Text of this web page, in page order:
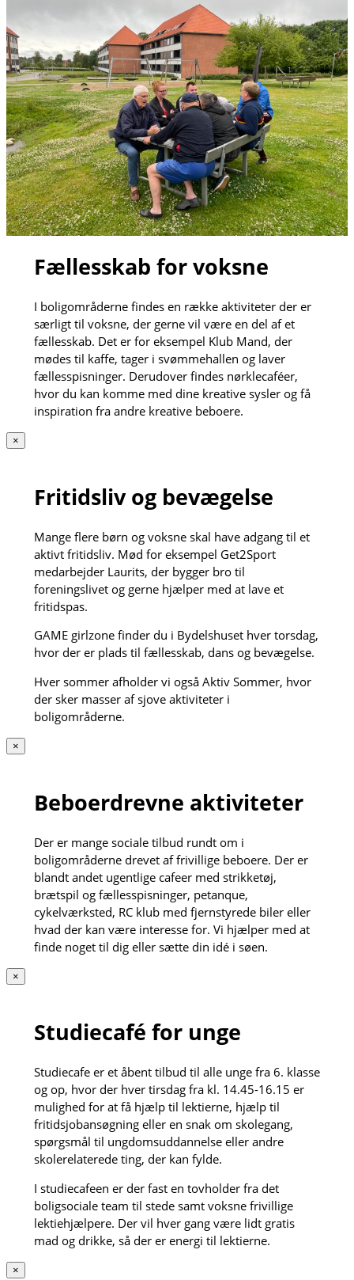
Fællesskab for voksne
I boligområderne findes en række aktiviteter der er
særligt til voksne, der gerne vil være en del af et
fællesskab. Det er for eksempel Klub Mand, der
mødes til kaffe, tager i svømmehallen og laver
fællesspisninger. Derudover findes nørklecaféer,
hvor du kan komme med dine kreative sysler og få
inspiration fra andre kreative beboere.
×
Fritidsliv og bevægelse
Mange flere børn og voksne skal have adgang til et
aktivt fritidsliv. Mød for eksempel Get2Sport
medarbejder Laurits, der bygger bro til
foreningslivet og gerne hjælper med at lave et
fritidspas.
GAME girlzone finder du i Bydelshuset hver torsdag,
hvor der er plads til fællesskab, dans og bevægelse.
Hver sommer afholder vi også Aktiv Sommer, hvor
der sker masser af sjove aktiviteter i
boligområderne.
×
Beboerdrevne aktiviteter
Der er mange sociale tilbud rundt om i
boligområderne drevet af frivillige beboere. Der er
blandt andet ugentlige cafeer med strikketøj,
brætspil og fællesspisninger, petanque,
cykelværksted, RC klub med fjernstyrede biler eller
hvad der kan være interesse for. Vi hjælper med at
finde noget til dig eller sætte din idé i søen.
×
Studiecafé for unge
Studiecafe er et åbent tilbud til alle unge fra 6. klasse
og op, hvor der hver tirsdag fra kl. 14.45-16.15 er
mulighed for at få hjælp til lektierne, hjælp til
fritidsjobansøgning eller en snak om skolegang,
spørgsmål til ungdomsuddannelse eller andre
skolerelaterede ting, der kan fylde.
I studiecafeen er der fast en tovholder fra det
boligsociale team til stede samt voksne frivillige
lektiehjælpere. Der vil hver gang være lidt gratis
mad og drikke, så der er energi til lektierne.
×